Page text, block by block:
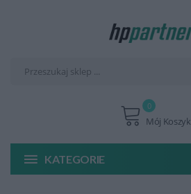
Mój Koszyk
0
KATEGORIE